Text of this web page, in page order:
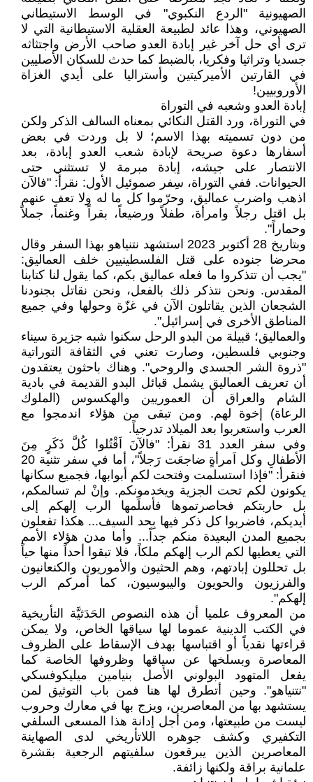
الصهيونية "الردع النكبوي" في الوسط الاستيطاني
الصهيوني، وهذا عائد لطبيعة العقلية الاستيطانية التي لا
ترى أي حل آخر غير إبادة العدو صاحب الأرض واجتثاثه
جسديا وتراثيا وفكريا، بالضبط كما حدث للسكان الأصليين
في القارتين الأميركيتين وأستراليا على أيدي الغزاة
الأوروبيين!
إبادة العدو وشعبه في التوراة
في التوراة، ورد القتل النكائي بمعناه السالف الذكر ولكن
من دون تسميته بهذا الاسم؛ لا بل وردت في بعض
أسفارها دعوة صريحة لإبادة شعب العدو إبادة، بعد
الانتصار على جيشه، إبادة مبرمة لا تستثني حتى
الحيوانات. ففي التوراة، سِفر صموئيل الأول: نقرأ: "فالآن
اذهب واضرب عماليق، وحرّموا كل ما له ولا تعف عنهم
بل اقتل رجلاً وامرأة، طفلاً ورضيعاً، بقراً وغنماً، جملاً
وحماراً".
وبتاريخ 28 أكتوبر 2023 استشهد نتنياهو بهذا السفر وقال
محرضا جنوده على قتل الفلسطينيين خلف العماليق:
"يجب أن تتذكروا ما فعله عماليق بكم، كما يقول لنا كتابنا
المقدس. ونحن نتذكر ذلك بالفعل، ونحن نقاتل بجنودنا
الشجعان الذين يقاتلون الآن في غزّة وحولها وفي جميع
المناطق الأخرى في إسرائيل".
والعماليق؛ قبيلة من البدو الرحل سكنوا شبه جزيرة سيناء
وجنوبي فلسطين، وصارت تعني في الثقافة التوراتية
"ذروة الشر الجسدي والروحي". وهناك باحثون يعتقدون
أن تعريف العماليق يشمل قبائل البدو القديمة في بادية
الشام والعراق أن العموريين والهكسوس (الملوك
الرعاة) إخوة لهم. ومن تبقى من هؤلاء اندمجوا مع
العرب واستعربوا بعد الميلاد تدرجياً.
وفي سفر العدد 31 نقرأ: "فالآنَ اَقْتُلوا كُلَّ ذَكَرٍ مِنَ
الأطفالِ وكل اَمرأةٍ ضاجعَت رَجلاً"، أما في سفر تثنية 20
فنقرأ: "فإذا استسلمت وفتحت لكم أبوابها، فجميع سكانها
يكونون لكم تحت الجزية ويخدمونكم. وإنْ لم تسالمكم،
بل حاربتكم فحاصرتموها فأسلَمها الرب إلهكم إلى
أيديكم، فاضربوا كل ذكر فيها بِحد السيف... هكذا تفعلون
بجميع المدن البعيدة منكم جداً... وأما مدن هؤلاء الأمم
التي يعطيها لكم الرب إلهكم ملكاً، فلا تبقوا أحداً منها حياً
بل تحللون إبادتهم، وهم الحثيون والأموريون والكنعانيون
والفرزيون والحويون واليبوسيون، كما أمركم الرب
إلهكم".
من المعروف علميا أن هذه النصوص الحَدَثيَّة التأريخية
في الكتب الدينية عموما لها سياقها الخاص، ولا يمكن
قراءتها نقدياً أو اقتباسها بهدف الإسقاط على الظروف
المعاصرة وبسلخها عن سياقها وظروفها الخاصة كما
يفعل المتهود البولوني الأصل بنيامين ميليكوفسكي
"نتنياهو". وحين أتطرق لها هنا فمن باب التوثيق لمن
يستشهد بها من المعاصرين، ويزج بها في معارك وحروب
ليست من طبيعتها، ومن أجل إدانة هذا المسعى السلفي
التكفيري وكشف جوهره اللاتأريخي لدى الصهاينة
المعاصرين الذين يبرقعون سلفيتهم الرجعية بقشرة
علمانية براقة ولكنها زائفة.